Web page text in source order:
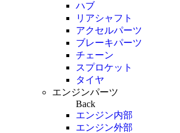
ハブ
リアシャフト
アクセルパーツ
ブレーキパーツ
チェーン
スプロケット
タイヤ
エンジンパーツ
Back
エンジン内部
エンジン外部